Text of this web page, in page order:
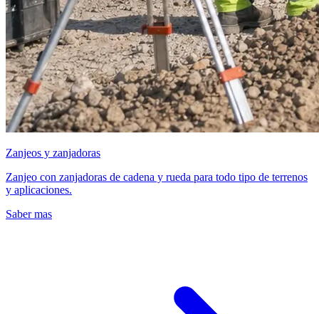
Zanjeos y zanjadoras
Zanjeo con zanjadoras de cadena y rueda para todo tipo de terrenos
y aplicaciones.
Saber mas